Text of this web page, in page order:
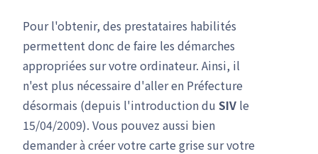
Pour l'obtenir, des prestataires habilités
permettent donc de faire les démarches
appropriées sur votre ordinateur. Ainsi, il
n'est plus nécessaire d'aller en Préfecture
désormais (depuis l'introduction du SIV le
15/04/2009). Vous pouvez aussi bien
demander à créer votre carte grise sur votre